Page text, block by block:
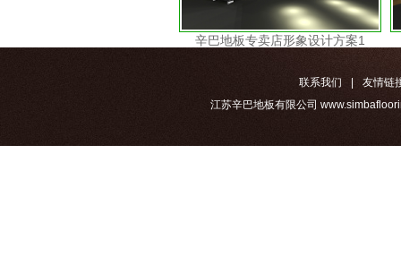
辛巴地板专卖店形象设计方案1
联系我们
友情链
江苏辛巴地板有限公司